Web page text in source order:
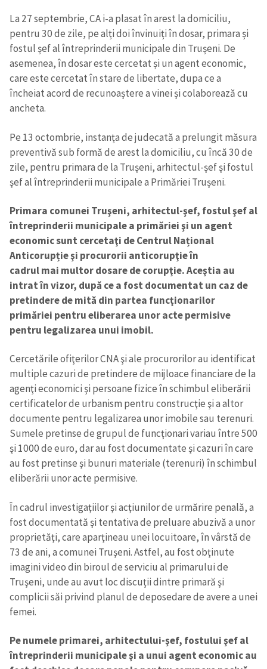
La 27 septembrie, CA i-a plasat în arest la domiciliu,
pentru 30 de zile, pe alți doi învinuiți în dosar, primara și
fostul șef al întreprinderii municipale din Trușeni. De
asemenea, în dosar este cercetat și un agent economic,
care este cercetat în stare de libertate, dupa ce a
încheiat acord de recunoaștere a vinei și colaborează cu
ancheta.
Pe 13 octombrie, instanța de judecată a prelungit măsura
preventivă sub formă de arest la domiciliu, cu încă 30 de
zile, pentru primara de la Truşeni, arhitectul-şef şi fostul
şef al întreprinderii municipale a Primăriei Trușeni.
Primara comunei Truşeni, arhitectul-şef, fostul şef al
întreprinderii municipale a primăriei şi un agent
economic sunt cercetaţi de Centrul Național
Anticorupție şi procurorii anticorupţie în
cadrul mai multor dosare de corupţie. Aceştia au
intrat în vizor, după ce a fost documentat un caz de
pretindere de mită din partea funcţionarilor
primăriei pentru eliberarea unor acte permisive
pentru legalizarea unui imobil.
Cercetările ofiţerilor CNA şi ale procurorilor au identificat
multiple cazuri de pretindere de mijloace financiare de la
agenţi economici şi persoane fizice în schimbul eliberării
certificatelor de urbanism pentru construcţie şi a altor
documente pentru legalizarea unor imobile sau terenuri.
Sumele pretinse de grupul de funcţionari variau între 500
şi 1000 de euro, dar au fost documentate şi cazuri în care
au fost pretinse şi bunuri materiale (terenuri) în schimbul
eliberării unor acte permisive.
În cadrul investigaţiilor şi acţiunilor de urmărire penală, a
fost documentată şi tentativa de preluare abuzivă a unor
proprietăţi, care aparţineau unei locuitoare, în vârstă de
73 de ani, a comunei Truşeni. Astfel, au fost obţinute
imagini video din biroul de serviciu al primarului de
Truşeni, unde au avut loc discuţii dintre primară şi
complicii săi privind planul de deposedare de avere a unei
femei.
Pe numele primarei, arhitectului-şef, fostului şef al
întreprinderii municipale şi a unui agent economic au